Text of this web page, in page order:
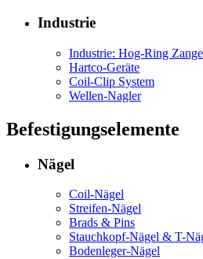
Industrie
Industrie: Hog-Ring
Hartco-Geräte
Coil-Clip System
Wellen-Nagler
Befestigungselemente
Nägel
Coil-Nägel
Streifen-Nägel
Brads & Pins
Stauchkopf-Nägel & T-
Bodenleger-Nägel